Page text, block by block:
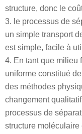
structure, donc le
3. le processus de
un simple transport
est simple, facile à
4. En tant que milieu
uniforme constitué
des méthodes
changement
processus de
structure moléculaire